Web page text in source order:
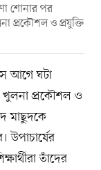
শোনার পর
প্রকৌশল ও প্রযুক্তি
আগে ঘটা
খুলনা প্রকৌশল ও
মাছুদকে
উপাচার্যের
তাঁদের